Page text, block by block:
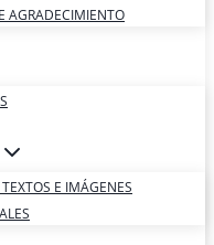
AGRADECIMIENTO
E IMÁGENES